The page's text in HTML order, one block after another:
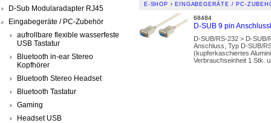
D-Sub Modularadapter RJ45
Eingabegeräte / PC-Zubehör
aufrollbare flexible wasserfeste
USB Tastatur
Bluetooth in-ear Stereo
Kopfhörer
Bluetooth Stereo Headset
Bluetooth Tastatur
Gaming
Headset USB
E-SHOP › EINGABEGERÄTE / PC-
68484
D-SUB 9 pin
D-SUB/RS-232 > D-
Anschluss, Typ D-SUB/
(kupferkaschiertes
Verbrauchseinheit 1 Stk.